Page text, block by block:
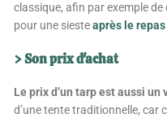
classique, afin par exemple
pour une siesteaprès le
> Son prix d'achat
Le prix d’un tarp est aussi un
d’une tente traditionnelle, car